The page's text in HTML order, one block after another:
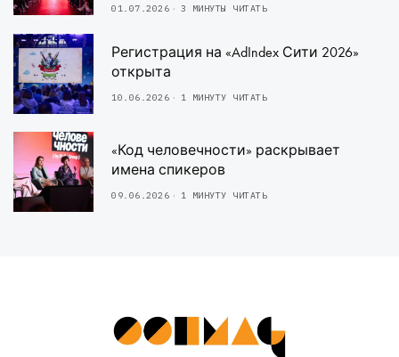
01.07.2026 3 МИНУТЫ ЧИТАТЬ
Регистрация на «AdIndex Сити 2026»
открыта
10.06.2026 1 МИНУТУ ЧИТАТЬ
«Код человечности» раскрывает
имена спикеров
09.06.2026 1 МИНУТУ ЧИТАТЬ